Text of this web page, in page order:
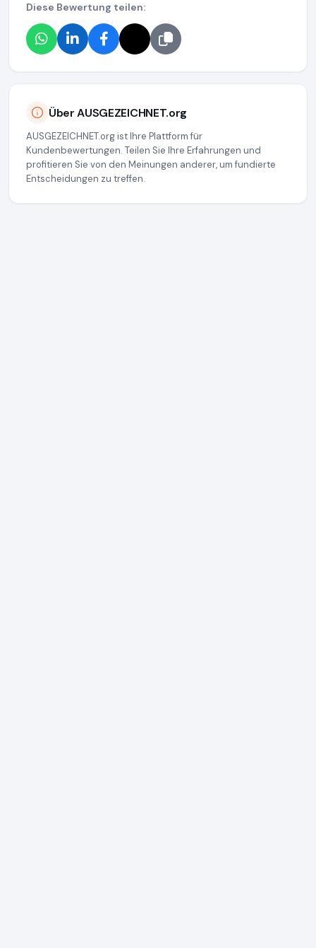
Diese Bewertung teilen:
Über AUSGEZEICHNET.org
AUSGEZEICHNET.org ist Ihre Plattform für
Kundenbewertungen. Teilen Sie Ihre Erfahrungen und
profitieren Sie von den Meinungen anderer, um fundierte
Entscheidungen zu treffen.